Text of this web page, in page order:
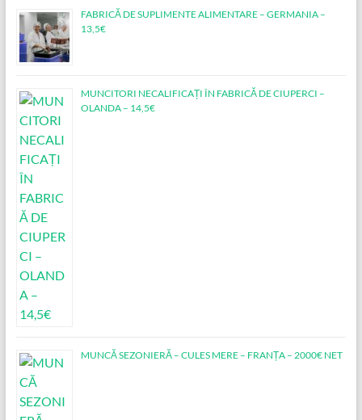
FABRICĂ DE SUPLIMENTE ALIMENTARE – GERMANIA –
13,5€
MUNCITORI NECALIFICAȚI ÎN FABRICĂ DE CIUPERCI –
OLANDA – 14,5€
MUNCĂ SEZONIERĂ – CULES MERE – FRANȚA – 2000€ NET